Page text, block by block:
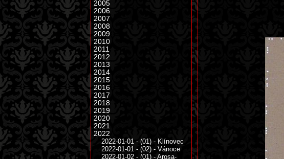
2005
2006
2007
2008
2009
2010
2011
2012
2013
2014
2015
2016
2017
2018
2019
2020
2021
2022
2022-01-01 - (01) - Klínovec
2022-01-01 - (02) - Vánoce
2022-01-02 - (01) - Arosa-